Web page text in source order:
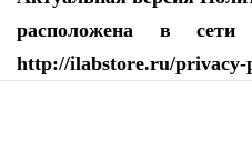
расположена в
http://ilabstore.ru/privacy-